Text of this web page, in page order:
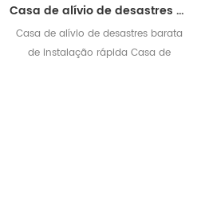
Casa de alívio de desastres barata de instalação rápida Casa pré-fabricada de emergência Casa de contêiner dobrável portátil
Casa de alívio de desastres barata
de instalação rápida Casa de